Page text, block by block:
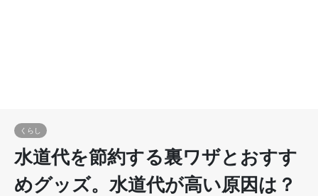
くらし
水道代を節約する裏ワザとおすす
めグッズ。水道代が高い原因は？